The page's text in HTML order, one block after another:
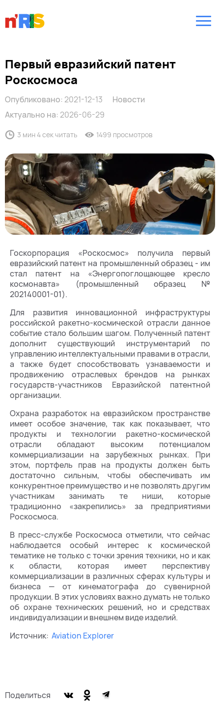
Первый евразийский патент
Роскосмоса
Опубликовано: 2021-12-13
Актуально на: 2026-06-29
Новости
3 мин 4 сек читать 1499 просмотров
Госкорпорация «Роскосмос» получила первый
евразийский патент на промышленный образец - им
стал патент на «Энергопоглощающее кресло
космонавта» (промышленный образец №
202140001-01).
Для развития инновационной инфраструктуры
российской ракетно-космической отрасли данное
событие стало большим шагом. Полученный патент
дополнит существующий инструментарий по
управлению интеллектуальными правами в отрасли,
а также будет способствовать узнаваемости и
продвижению отраслевых брендов на рынках
государств-участников Евразийской патентной
организации.
Охрана разработок на евразийском пространстве
имеет особое значение, так как показывает, что
продукты и технологии ракетно-космической
отрасли обладают высоким потенциалом
коммерциализации на зарубежных рынках. При
этом, портфель прав на продукты должен быть
достаточно сильным, чтобы обеспечивать им
конкурентное преимущество и не позволять другим
участникам занимать те ниши, которые
традиционно «закрепились» за предприятиями
Роскосмоса.
В пресс-службе Роскосмоса отметили, что сейчас
наблюдается особый интерес к космической
тематике не только с точки зрения техники, но и как
к области, которая имеет перспективу
коммерциализации в различных сферах культуры и
бизнеса — от кинематографа до сувенирной
продукции. В этих условиях важно думать не только
об охране технических решений, но и средствах
индивидуализации и внешнем виде изделий.
Источник: Aviation Explorer
Поделиться